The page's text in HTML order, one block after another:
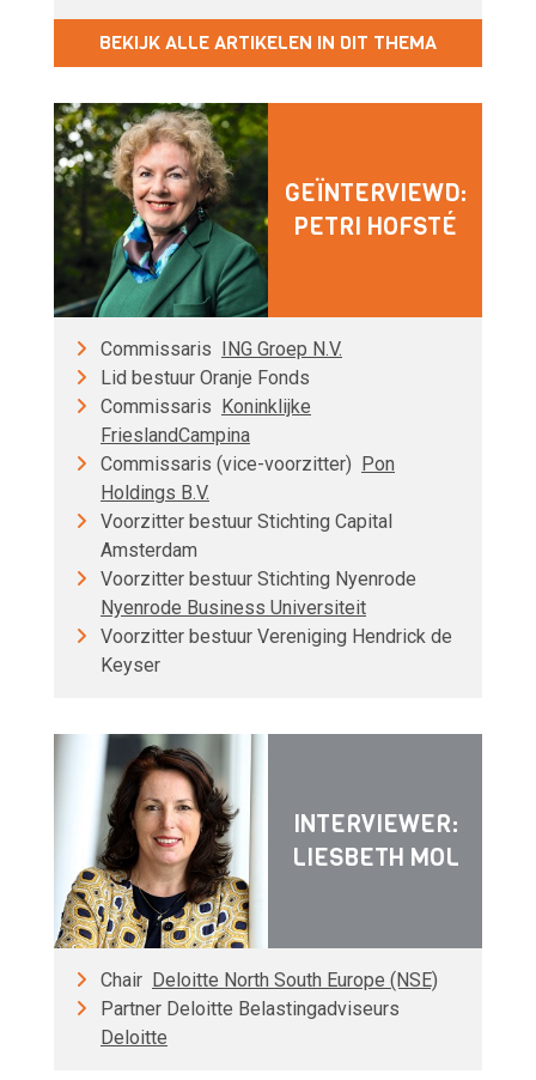
BEKIJK ALLE ARTIKELEN IN DIT THEMA
GEÏNTERVIEWD:
PETRI HOFSTÉ
Commissaris ING Groep N.V.
Lid bestuur Oranje Fonds
Commissaris Koninklijke
FrieslandCampina
Commissaris (vice-voorzitter) Pon
Holdings B.V.
Voorzitter bestuur Stichting Capital
Amsterdam
Voorzitter bestuur Stichting Nyenrode
Nyenrode Business Universiteit
Voorzitter bestuur Vereniging Hendrick de
Keyser
INTERVIEWER:
LIESBETH MOL
Chair Deloitte North South Europe (NSE)
Partner Deloitte Belastingadviseurs
Deloitte